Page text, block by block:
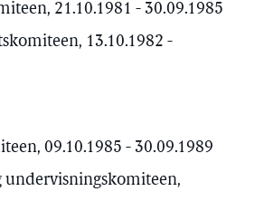
21.10.1981 - 30.09.1985
13.10.1982 -
09.10.1985 - 30.09.1989
undervisningskomiteen,